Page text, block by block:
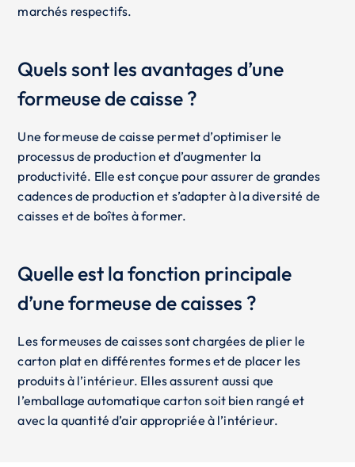
marchés respectifs.
Quels sont les avantages d’une
formeuse de caisse ?
Une formeuse de caisse permet d’optimiser le
processus de production et d’augmenter la
productivité. Elle est conçue pour assurer de grandes
cadences de production et s’adapter à la diversité de
caisses et de boîtes à former.
Quelle est la fonction principale
d’une formeuse de caisses ?
Les formeuses de caisses sont chargées de plier le
carton plat en différentes formes et de placer les
produits à l’intérieur. Elles assurent aussi que
l’emballage automatique carton soit bien rangé et
avec la quantité d’air appropriée à l’intérieur.